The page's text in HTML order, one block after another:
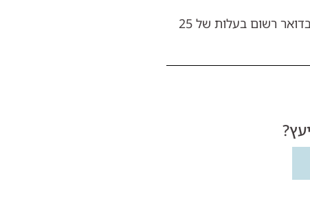
או באשראי דרך האתר.משלוחיםאת המסגרות ניתן לשלוח בדואר רשום בעלות של 25